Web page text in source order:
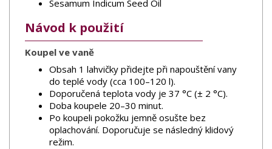
Sesamum Indicum Seed Oil
Návod k použití
Koupel ve vaně
Obsah 1 lahvičky přidejte při napouštění vany
do teplé vody (cca 100–120 l).
Doporučená teplota vody je 37 °C (± 2 °C).
Doba koupele 20–30 minut.
Po koupeli pokožku jemně osušte bez
oplachování. Doporučuje se následný klidový
režim.